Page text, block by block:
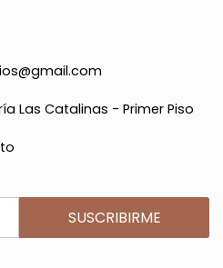
Las Catalinas - Primer Piso
SUSCRIBIRME